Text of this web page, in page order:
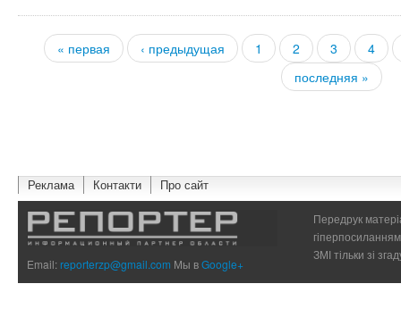
Страницы
« первая ‹ предыдущая 1 2 3
4
последняя »
Реклама Контакти Про сайт
Email:reporterzp@gmail.com Мы вGoogle+
Передрук
ЗМІ тільки зі